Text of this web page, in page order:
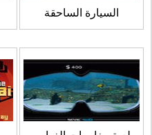
السيارة الساحقة